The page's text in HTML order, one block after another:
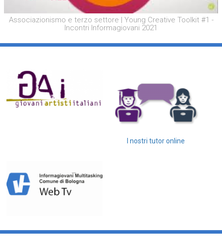
Associazionismo e terzo settore | Young Creative Toolkit #1 -
Incontri Informagiovani 2021
I nostri tutor online